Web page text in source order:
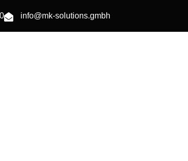
info@mk-solutions.gmbh